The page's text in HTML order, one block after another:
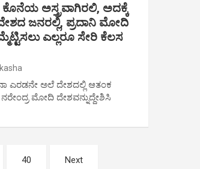
ಅಸ್ತ್ರವಾಗಿರಲಿ, ಅದಕ್ಕೆ
ಜನರಲ್ಲಿ, ಪ್ರದಾನಿ ಮೋದಿ
ಎಲ್ಲರೂ ಸೇರಿ ಕೆಲಸ
ಎರಡನೇ ಅಲೆ ದೇಶದಲ್ಲಿ ಆತಂಕ
ನರೇಂದ್ರ ಮೋದಿ ದೇಶವನ್ನುದ್ದೇಶಿಸಿ
40 Next